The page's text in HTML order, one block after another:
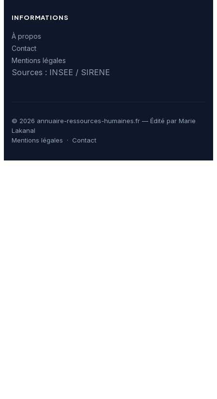
INFORMATIONS
À propos
Contact
Mentions légales
Sources : INSEE / SIRENE
© 2026 annuaire-ressources-humaines.fr — Édité par Marie
Lakanal
Mentions légales · Contact